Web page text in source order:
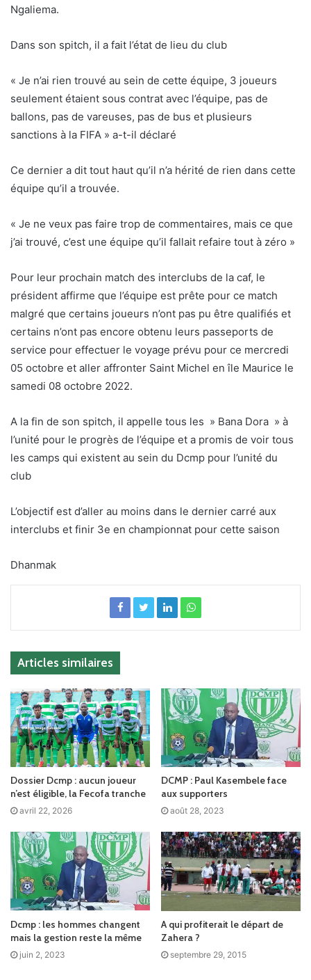
Ngaliema.
Dans son spitch, il a fait l’état de lieu du club
« Je n’ai rien trouvé au sein de cette équipe, 3 joueurs
seulement étaient sous contrat avec l’équipe, pas de
ballons, pas de vareuses, pas de bus et plusieurs
sanctions à la FIFA » a-t-il déclaré
Ce dernier a dit tout haut qu’il n’a hérité de rien dans cette
équipe qu’il a trouvée.
« Je ne veux pas faire trop de commentaires, mais ce que
j’ai trouvé, c’est une équipe qu’il fallait refaire tout à zéro »
Pour leur prochain match des interclubs de la caf, le
président affirme que l’équipe est prête pour ce match
malgré que certains joueurs n’ont pas pu être qualifiés et
certains n’ont pas encore obtenu leurs passeports de
service pour effectuer le voyage prévu pour ce mercredi
05 octobre et aller affronter Saint Michel en île Maurice le
samedi 08 octobre 2022.
A la fin de son spitch, il appelle tous les » Bana Dora » à
l’unité pour le progrès de l’équipe et a promis de voir tous
les camps qui existent au sein du Dcmp pour l’unité du
club
L’objectif est d’aller au moins dans le dernier carré aux
interclubs et finir 3e en championnat pour cette saison
Dhanmak
Articles similaires
Dossier Dcmp : aucun joueur
n’est éligible, la Fecofa tranche
avril 22, 2026
DCMP : Paul Kasembele face
aux supporters
août 28, 2023
Dcmp : les hommes changent
mais la gestion reste la même
juin 2, 2023
A qui profiterait le départ de
Zahera ?
septembre 29, 2015